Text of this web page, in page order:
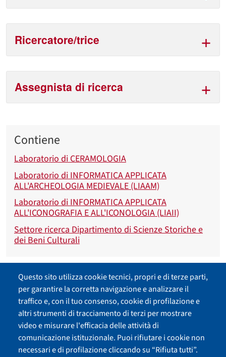
Questo sito utilizza cookie tecnici, propri e di terze parti,
per garantire la corretta navigazione e analizzare il
traffico e, con il tuo consenso, cookie di profilazione e
altri strumenti di tracciamento di terzi per mostrare
video e misurare l'efficacia delle attività di
comunicazione istituzionale. Puoi rifiutare i cookie non
necessari e di profilazione cliccando su “Rifiuta tutti”.
Ricercatore/trice
Assegnista di ricerca
Contiene
Laboratorio di CERAMOLOGIA
Laboratorio di INFORMATICA APPLICATA
ALL'ARCHEOLOGIA MEDIEVALE (LIAAM)
Laboratorio di INFORMATICA APPLICATA
ALL'ICONOGRAFIA E ALL'ICONOLOGIA (LIAII)
Settore ricerca Dipartimento di Scienze Storiche e
dei Beni Culturali
Fa parte di
Università degli Studi di Siena